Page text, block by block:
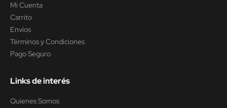
Mi Cuenta
Carrito
Envíos
Términos y Condiciones
Pago Seguro
Links de interés
Quienes Somos